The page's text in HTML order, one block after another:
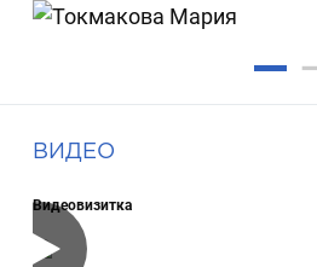
ВИДЕО
Видеовизитка